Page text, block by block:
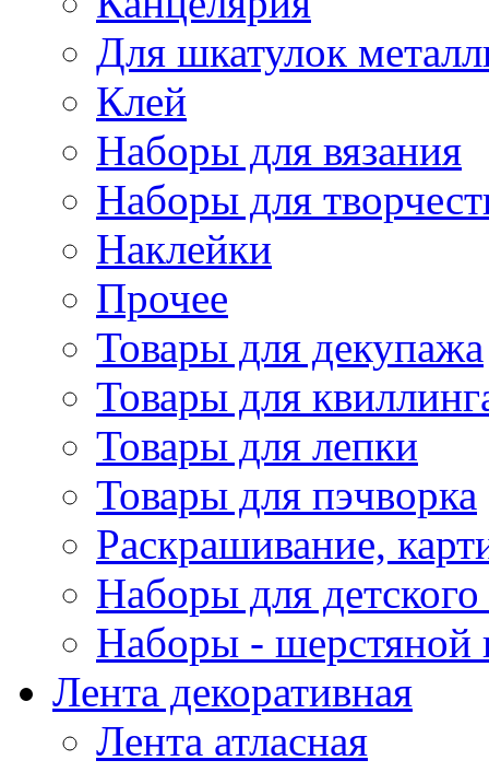
Для шкатулок
Клей
Наборы для вязания
Наборы для
Наклейки
Прочее
Товары для декупажа
Товары для
Товары для лепки
Товары для пэчворка
Раскрашивание,
Наборы для
Наборы - шерстяной
Лента декоративная
Лента атласная